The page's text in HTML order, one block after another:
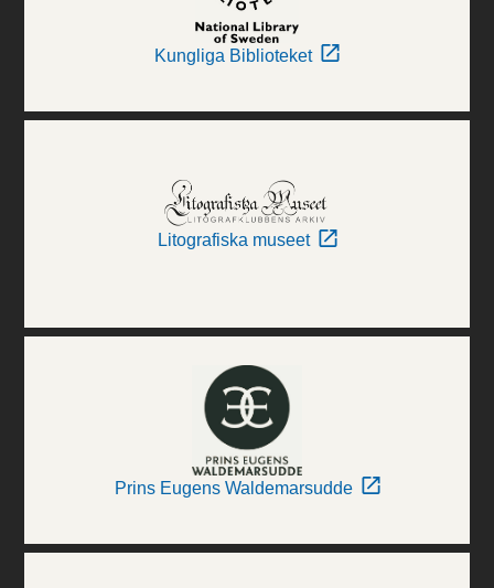
Kungliga Biblioteket
Litografiska museet
Prins Eugens Waldemarsudde